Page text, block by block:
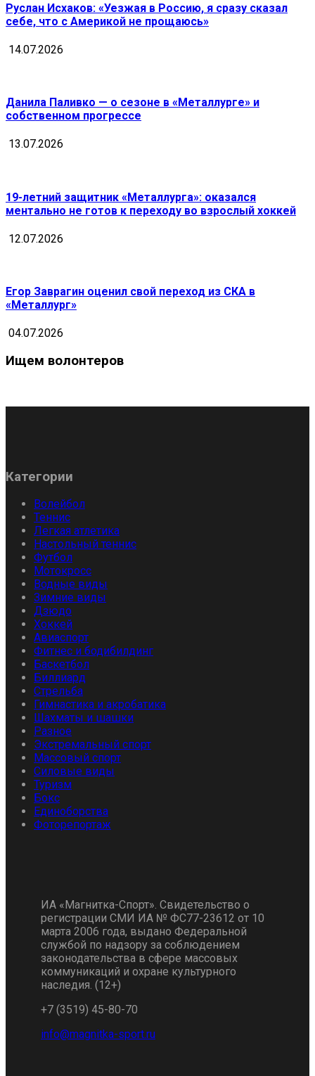
Руслан Исхаков: «Уезжая в Россию, я сразу сказал
себе, что с Америкой не прощаюсь»
14.07.2026
Данила Паливко — о сезоне в «Металлурге» и
собственном прогрессе
13.07.2026
19-летний защитник «Металлурга»: оказался
ментально не готов к переходу во взрослый хоккей
12.07.2026
Егор Заврагин оценил свой переход из СКА в
«Металлург»
04.07.2026
Ищем волонтеров
Категории
Волейбол
Теннис
Легкая атлетика
Настольный теннис
Футбол
Мотокросс
Водные виды
Зимние виды
Дзюдо
Хоккей
Авиаспорт
Фитнес и бодибилдинг
Баскетбол
Биллиард
Стрельба
Гимнастика и акробатика
Шахматы и шашки
Разное
Экстремальный спорт
Массовый спорт
Силовые виды
Туризм
Бокс
Единоборства
Фоторепортаж
ИА «Магнитка-Спорт». Свидетельство о
регистрации СМИ ИА № ФС77-23612 от 10
марта 2006 года, выдано Федеральной
службой по надзору за соблюдением
законодательства в сфере массовых
коммуникаций и охране культурного
наследия. (12+)
+7 (3519) 45-80-70